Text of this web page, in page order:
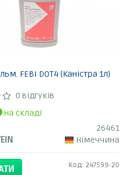
FEBI DOT4 (Каністра 1л)
0 відгуків
на складі
26461
Німеччина
Код: 247599-20